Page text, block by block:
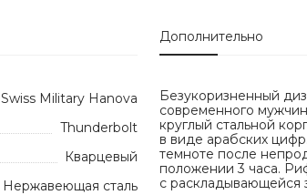
Swiss Military Hanova
Thunderbolt
Кварцевый
Нержавеющая сталь
Дополнительно
Безукоризненный
современного
круглый стальной
в виде арабских
темноте после
положении 3 часа.
с раскладывающейся